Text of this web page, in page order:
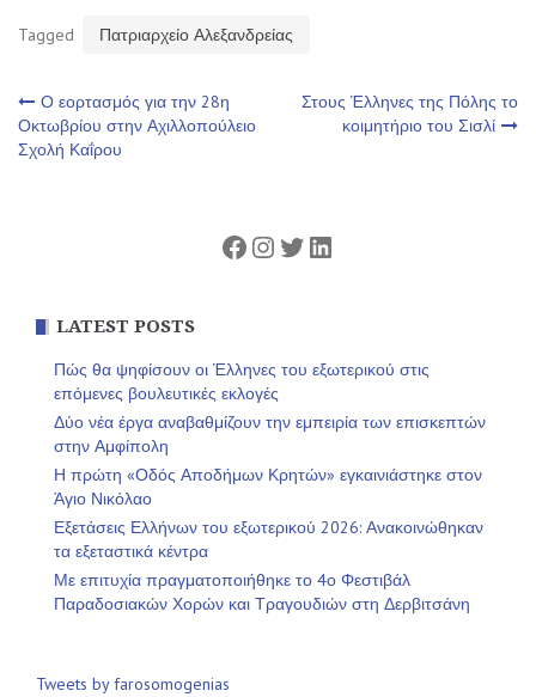
Tagged Πατριαρχείο Αλεξανδρείας
Πλοήγηση
άρθρων
Ο εορτασμός για την 28η
Οκτωβρίου στην Αχιλλοπούλειο
Σχολή Καΐρου
Στους Έλληνες της Πόλης το
κοιμητήριο του Σισλί
Facebook
Instagram
Twitter
Linkedin
LATEST POSTS
Πώς θα ψηφίσουν οι Έλληνες του εξωτερικού στις
επόμενες βουλευτικές εκλογές
Δύο νέα έργα αναβαθμίζουν την εμπειρία των επισκεπτών
στην Αμφίπολη
Η πρώτη «Οδός Αποδήμων Κρητών» εγκαινιάστηκε στον
Άγιο Νικόλαο
Εξετάσεις Ελλήνων του εξωτερικού 2026: Ανακοινώθηκαν
τα εξεταστικά κέντρα
Με επιτυχία πραγματοποιήθηκε το 4ο Φεστιβάλ
Παραδοσιακών Χορών και Τραγουδιών στη Δερβιτσάνη
Tweets by farosomogenias